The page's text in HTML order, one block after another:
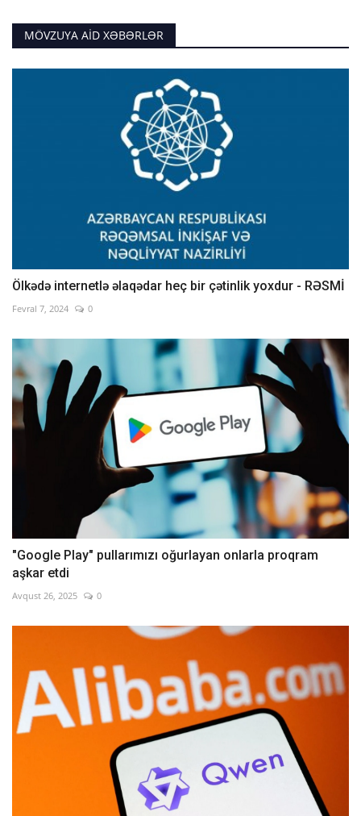
MÖVZUYA AID XƏBƏRLƏR
Ölkədə internetlə əlaqədar heç bir çətinlik yoxdur - RƏSMİ
Fevral 7, 2024 0
"Google Play" pullarımızı oğurlayan onlarla proqram
aşkar etdi
Avqust 26, 2025 0